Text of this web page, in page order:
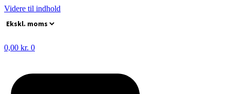
Videre til indhold
0,00 kr. 0